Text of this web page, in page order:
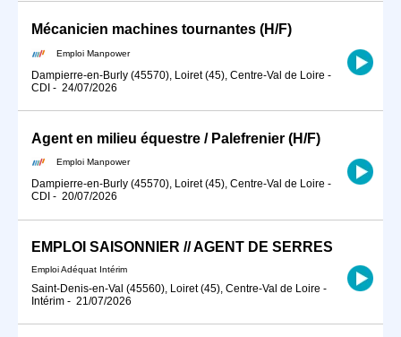
Mécanicien machines tournantes (H/F)
Emploi Manpower
Dampierre-en-Burly (45570), Loiret (45), Centre-Val de Loire -
CDI - 24/07/2026
Agent en milieu équestre / Palefrenier (H/F)
Emploi Manpower
Dampierre-en-Burly (45570), Loiret (45), Centre-Val de Loire -
CDI - 20/07/2026
EMPLOI SAISONNIER // AGENT DE SERRES
Emploi Adéquat Intérim
Saint-Denis-en-Val (45560), Loiret (45), Centre-Val de Loire -
Intérim - 21/07/2026